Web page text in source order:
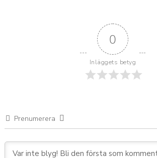
0
Inläggets betyg
Prenumerera